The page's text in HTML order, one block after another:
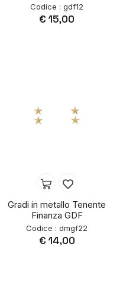
Codice : gdf12
€ 15,00
Gradi in metallo Tenente
Finanza GDF
Codice : dmgf22
€ 14,00